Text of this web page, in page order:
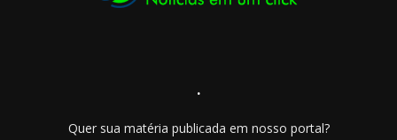
.
Quer sua matéria publicada em nosso portal?